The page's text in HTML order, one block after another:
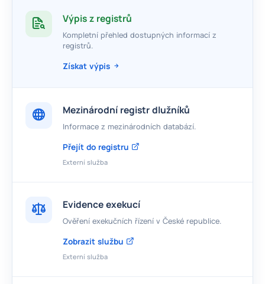
Výpis z registrů
Kompletní přehled dostupných informací z
registrů.
Získat výpis
Mezinárodní registr dlužníků
Informace z mezinárodních databází.
Přejít do registru
Externí služba
Evidence exekucí
Ověření exekučních řízení v České republice.
Zobrazit službu
Externí služba